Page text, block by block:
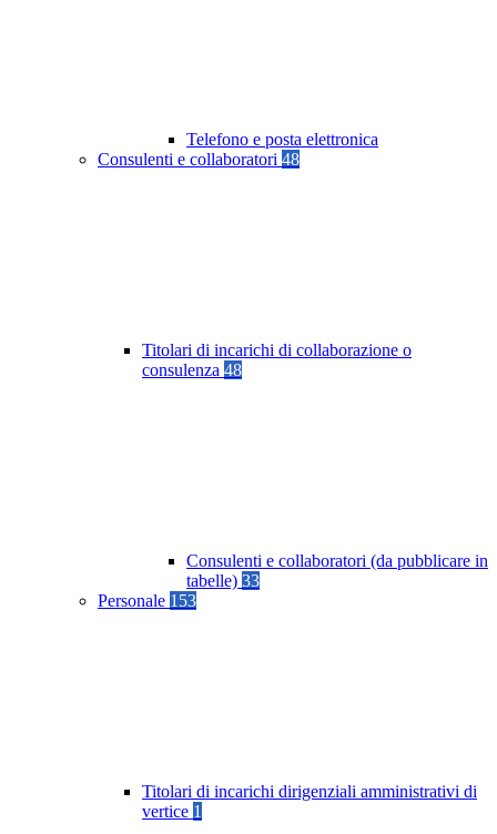
Telefono e posta elettronica
Consulenti e collaboratori 48
Titolari di incarichi di collaborazione o
consulenza 48
Consulenti e collaboratori (da pubblicare in
tabelle) 33
Personale 153
Titolari di incarichi dirigenziali amministrativi di
vertice 1